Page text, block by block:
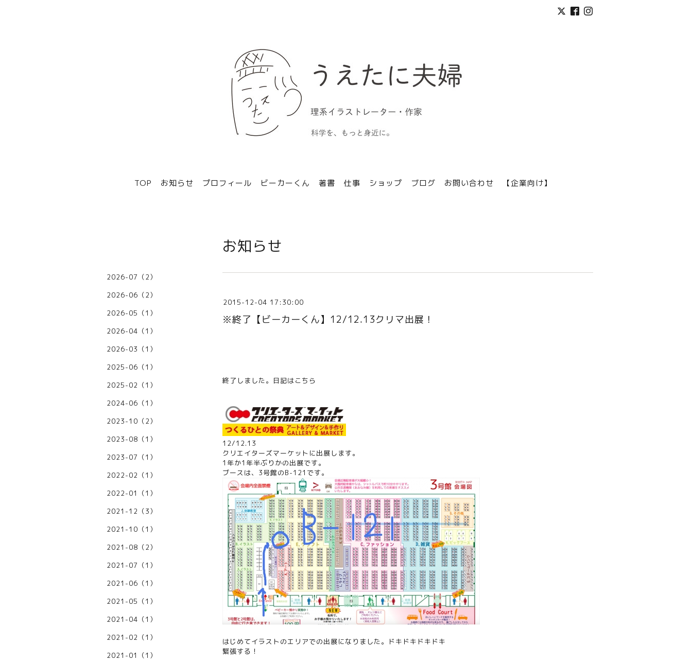
TOP お知らせ プロフィール ビーカーくん 著書 仕事 ショップ ブログ お問い合わせ 【企業向け】
お知らせ
2015-12-04 17:30:00
※終了【ビーカーくん】12/12.13クリマ出展！
終了しました。日記はこちら
12/12.13
クリエイターズマーケット に出展します。
1年か1年半ぶりかの出展です。
ブースは、3号館のB-121です。
はじめてイラストのエリアでの出展になりました。ドキドキドキドキ
緊張する！
2026-07（2）
2026-06（2）
2026-05（1）
2026-04（1）
2026-03（1）
2025-06（1）
2025-02（1）
2024-06（1）
2023-10（2）
2023-08（1）
2023-07（1）
2022-02（1）
2022-01（1）
2021-12（3）
2021-10（1）
2021-08（2）
2021-07（1）
2021-06（1）
2021-05（1）
2021-04（1）
2021-02（1）
2021-01（1）